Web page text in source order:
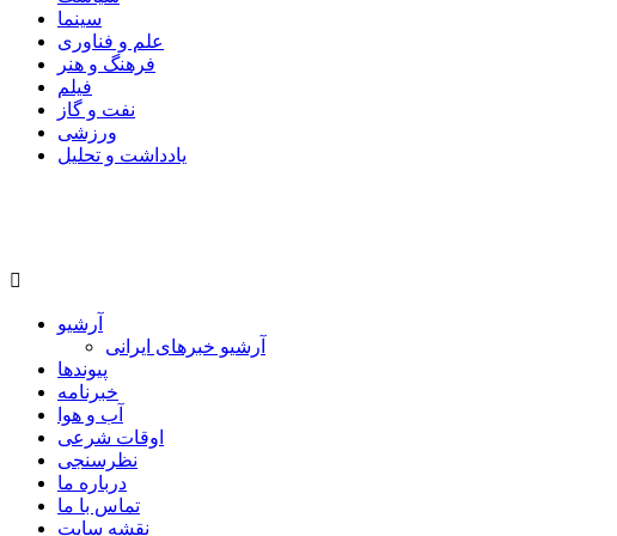
سینما
علم و فناوری
فرهنگ و هنر
فیلم
نفت و گاز
ورزشی
یادداشت و تحلیل
آرشیو
آرشیو خبرهای ایرانی
پیوندها
خبرنامه
آب و هوا
اوقات شرعی
نظرسنجی
درباره ما
تماس با ما
نقشه سایت